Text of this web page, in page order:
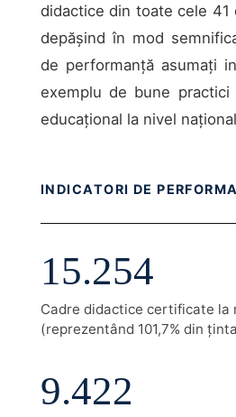
didactice din toate cele 41
depășind în mod
de performanță asumați
exemplu de bune practici
educațional la nivel
INDICATORI DE
15.254
Cadre didactice certificate la
(reprezentând 101,7% din
9.422